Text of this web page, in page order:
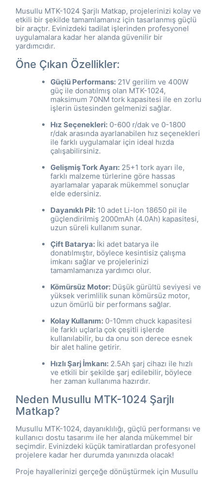
Musullu MTK-1024 Şarjlı Matkap, projelerinizi kolay ve
etkili bir şekilde tamamlamanız için tasarlanmış güçlü
bir araçtır. Evinizdeki tadilat işlerinden profesyonel
uygulamalara kadar her alanda güvenilir bir
yardımcıdır.
Öne Çıkan Özellikler:
Güçlü Performans: 21V gerilim ve 400W
güç ile donatılmış olan MTK-1024,
maksimum 70NM tork kapasitesi ile en zorlu
işlerin üstesinden gelmenizi sağlar.
Hız Seçenekleri: 0-600 r/dak ve 0-1800
r/dak arasında ayarlanabilen hız seçenekleri
ile farklı uygulamalar için ideal hızda
çalışabilirsiniz.
Gelişmiş Tork Ayarı: 25+1 tork ayarı ile,
farklı malzeme türlerine göre hassas
ayarlamalar yaparak mükemmel sonuçlar
elde edersiniz.
Dayanıklı Pil: 10 adet Li-Ion 18650 pil ile
güçlendirilmiş 2000mAh (4.0Ah) kapasitesi,
uzun süreli kullanım sunar.
Çift Batarya: İki adet batarya ile
donatılmıştır, böylece kesintisiz çalışma
imkanı sağlar ve projelerinizi
tamamlamanıza yardımcı olur.
Kömürsüz Motor: Düşük gürültü seviyesi ve
yüksek verimlilik sunan kömürsüz motor,
uzun ömürlü bir performans sağlar.
Kolay Kullanım: 0-10mm chuck kapasitesi
ile farklı uçlarla çok çeşitli işlerde
kullanılabilir, bu da onu son derece esnek
bir alet haline getirir.
Hızlı Şarj İmkanı: 2.5Ah şarj cihazı ile hızlı
ve etkili bir şekilde şarj edilebilir, böylece
her zaman kullanıma hazırdır.
Neden Musullu MTK-1024 Şarjlı
Matkap?
Musullu MTK-1024, dayanıklılığı, güçlü performansı ve
kullanıcı dostu tasarımı ile her alanda mükemmel bir
seçimdir. Evinizdeki küçük tamiratlardan profesyonel
projelere kadar her durumda yanınızda olacak!
Proje hayallerinizi gerçeğe dönüştürmek için Musullu